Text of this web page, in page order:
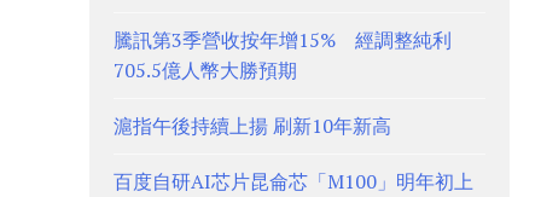
騰訊第3季營收按年增15% 經調整純利
705.5億人幣大勝預期
滬指午後持續上揚 刷新10年新高
百度自研AI芯片昆侖芯「M100」明年初上